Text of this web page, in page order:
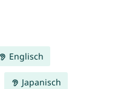
Englisch
Japanisch